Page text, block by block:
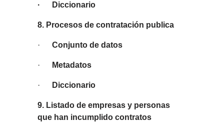
· Diccionario
8. Procesos de contratación publica
· Conjunto de datos
· Metadatos
· Diccionario
9. Listado de empresas y personas
que han incumplido contratos